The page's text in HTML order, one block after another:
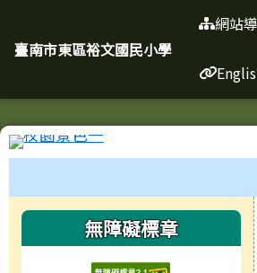
臺南市東區裕文
臺南市東區裕文國民小學
網站
左邊區域內容
無障礙標章
頁尾區域